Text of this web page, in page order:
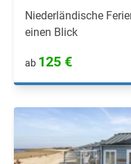
Niederländische
einen Blick
ab 125 €